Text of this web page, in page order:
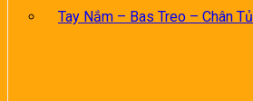
Tay Nắm – Bas Treo – Chân Tủ